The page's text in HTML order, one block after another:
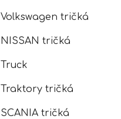
Volkswagen tričká
NISSAN tričká
Truck
Traktory tričká
SCANIA tričká